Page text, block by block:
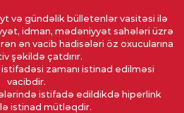
və gündəlik bülletenlər vasitəsi ilə
idman, mədəniyyət sahələri üzrə
ən vacib hadisələri öz oxucularına
şəkildə çatdırır.
istifadəsi zamanı istinad edilməsi
vacibdir.
istifadə edildikdə hiperlink
istinad mütləqdir.